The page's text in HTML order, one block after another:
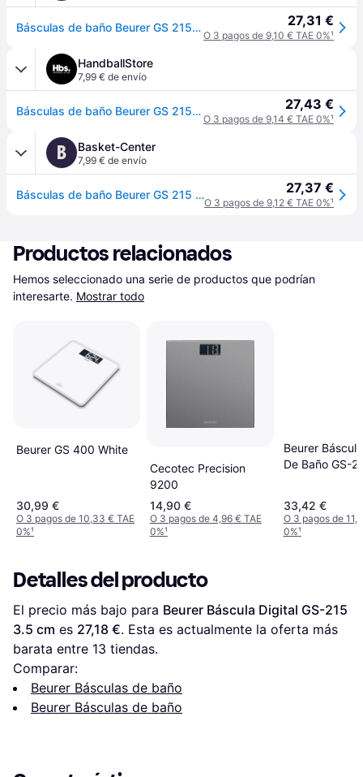
Básculas de baño Beurer GS 215 San Francisco - Gris 27,31 €
O 3 pagos de 9,10 € TAE 0%¹
HandballStore
7,99 € de envío
Básculas de baño Beurer GS 215 San Francisco - Gris 27,43 €
O 3 pagos de 9,14 € TAE 0%¹
B Basket-Center
7,99 € de envío
Básculas de baño Beurer GS 215 San Francisco - Gris 27,37 €
O 3 pagos de 9,12 € TAE 0%¹
Productos relacionados
Hemos seleccionado una serie de productos que podrían
interesarte. Mostrar todo
Beurer GS 400 White
30,99 €
O 3 pagos de 10,33 € TAE
0%¹
Cecotec Precision
9200
14,90 €
O 3 pagos de 4,96 € TAE
0%¹
Beurer
De Baño GS-
33,42 €
O 3 pagos de
0%¹
Detalles del producto
El precio más bajo para Beurer Báscula Digital GS-215
3.5 cm es 27,18 €. Esta es actualmente la oferta más
barata entre 13 tiendas.
Comparar:
Beurer Básculas de baño
Beurer Básculas de baño